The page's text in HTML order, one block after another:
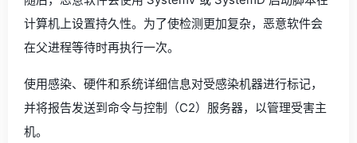
计算机上设置持久性。为了使检测更加复杂，恶意软件会
在父进程等待时再执行一次。
使用感染、硬件和系统详细信息对受感染机器进行标记，
并将报告发送到命令与控制（C2）服务器，以管理受害主
机。